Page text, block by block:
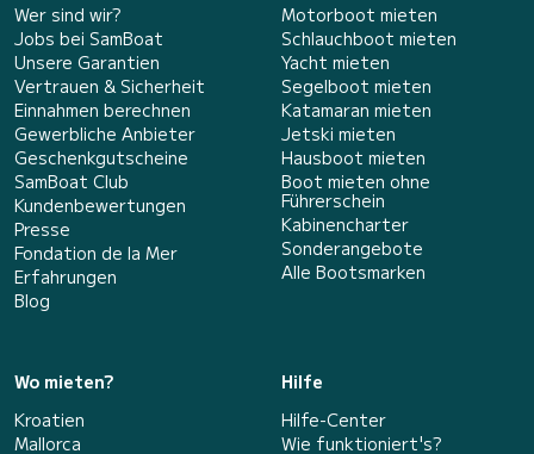
Wer sind wir?
Jobs bei SamBoat
Unsere Garantien
Vertrauen & Sicherheit
Einnahmen berechnen
Gewerbliche Anbieter
Geschenkgutscheine
SamBoat Club
Kundenbewertungen
Presse
Fondation de la Mer
Erfahrungen
Blog
Motorboot mieten
Schlauchboot mieten
Yacht mieten
Segelboot mieten
Katamaran mieten
Jetski mieten
Hausboot mieten
Boot mieten ohne
Führerschein
Kabinencharter
Sonderangebote
Alle Bootsmarken
Wo mieten?
Kroatien
Mallorca
Hilfe
Hilfe-Center
Wie funktioniert's?